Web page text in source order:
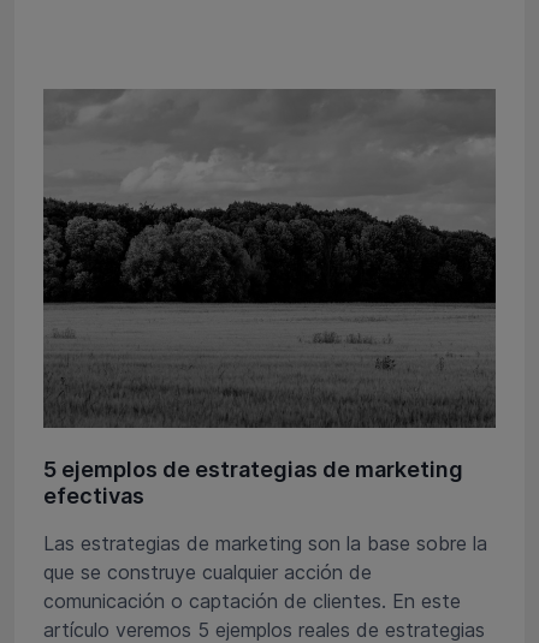
5 ejemplos de estrategias de marketing
efectivas
Las estrategias de marketing son la base sobre la
que se construye cualquier acción de
comunicación o captación de clientes. En este
artículo veremos 5 ejemplos reales de estrategias